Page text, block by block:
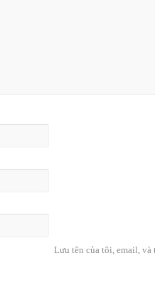
Lưu tên của tôi, email,